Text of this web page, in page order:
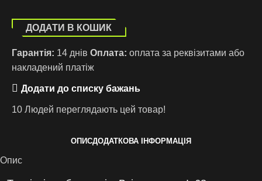
ДОДАТИ В КОШИК
Гарантія: 14 днів Оплата: оплата за реквізитами або
накладений платіж
Додати до списку бажань
10 Людей переглядають цей товар!
ОПИСДОДАТКОВА ІНФОРМАЦІЯ
Опис